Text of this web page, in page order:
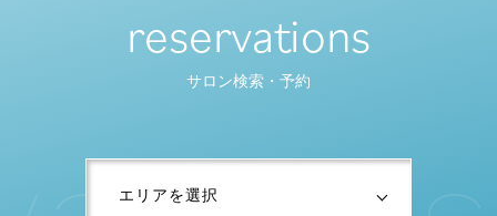
reservations
サロン検索・予約